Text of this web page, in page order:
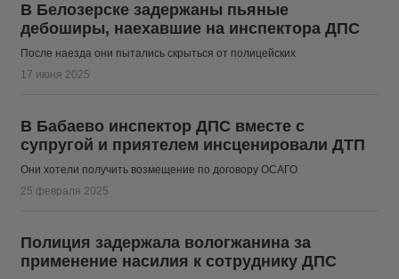
В Белозерске задержаны пьяные
дебоширы, наехавшие на инспектора ДПС
После наезда они пытались скрыться от полицейских
17 июня 2025
В Бабаево инспектор ДПС вместе с
супругой и приятелем инсценировали ДТП
Они хотели получить возмещение по договору ОСАГО
25 февраля 2025
Полиция задержала вологжанина за
применение насилия к сотруднику ДПС